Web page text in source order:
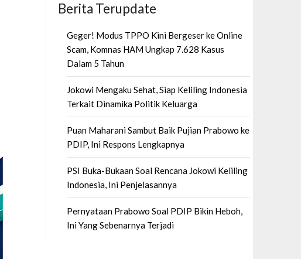
Berita Terupdate
Geger! Modus TPPO Kini Bergeser ke Online
Scam, Komnas HAM Ungkap 7.628 Kasus
Dalam 5 Tahun
Jokowi Mengaku Sehat, Siap Keliling Indonesia
Terkait Dinamika Politik Keluarga
Puan Maharani Sambut Baik Pujian Prabowo ke
PDIP, Ini Respons Lengkapnya
PSI Buka-Bukaan Soal Rencana Jokowi Keliling
Indonesia, Ini Penjelasannya
Pernyataan Prabowo Soal PDIP Bikin Heboh,
Ini Yang Sebenarnya Terjadi